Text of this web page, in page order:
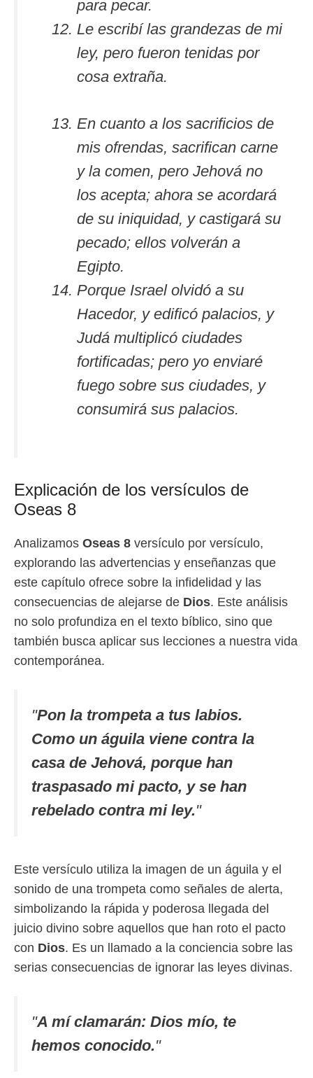
para pecar.
Le escribí las grandezas de mi
ley, pero fueron tenidas por
cosa extraña.
En cuanto a los sacrificios de
mis ofrendas, sacrifican carne
y la comen, pero Jehová no
los acepta; ahora se acordará
de su iniquidad, y castigará su
pecado; ellos volverán a
Egipto.
Porque Israel olvidó a su
Hacedor, y edificó palacios, y
Judá multiplicó ciudades
fortificadas; pero yo enviaré
fuego sobre sus ciudades, y
consumirá sus palacios.
Explicación de los versículos de
Oseas 8
Analizamos Oseas 8 versículo por versículo,
explorando las advertencias y enseñanzas que
este capítulo ofrece sobre la infidelidad y las
consecuencias de alejarse de Dios. Este análisis
no solo profundiza en el texto bíblico, sino que
también busca aplicar sus lecciones a nuestra vida
contemporánea.
"Pon la trompeta a tus labios.
Como un águila viene contra la
casa de Jehová, porque han
traspasado mi pacto, y se han
rebelado contra mi ley."
Este versículo utiliza la imagen de un águila y el
sonido de una trompeta como señales de alerta,
simbolizando la rápida y poderosa llegada del
juicio divino sobre aquellos que han roto el pacto
con Dios. Es un llamado a la conciencia sobre las
serias consecuencias de ignorar las leyes divinas.
"A mí clamarán: Dios mío, te
hemos conocido."